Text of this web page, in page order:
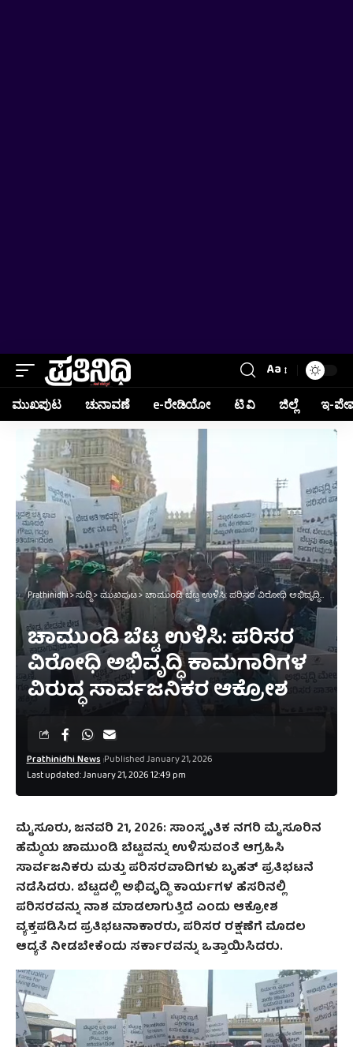
Aa
ಮುಖಪುಟ ಚುನಾವಣೆ e-ರೇಡಿಯೋ ಟಿ ವಿ ಜಿಲ್ಲೆ ಇ-
Prathinidhi>ಸುದ್ದಿ>ಮುಖಪುಟ>ಚಾಮುಂಡಿ ಬೆಟ್ಟ ಉಳಿಸಿ: ಪರಿಸರ ವಿರೋಧಿ ಅಭಿವೃದ್ಧಿ ಕಾಮಗಾರಿಗಳ ವಿರುದ್ಧ ಸಾರ್ವಜನಿಕರ ಆಕ್ರೋಶ
ಚಾಮುಂಡಿ ಬೆಟ್ಟ ಉಳಿಸಿ: ಪರಿಸರ
ವಿರೋಧಿ ಅಭಿವೃದ್ಧಿ ಕಾಮಗಾರಿಗಳ
ವಿರುದ್ಧ ಸಾರ್ವಜನಿಕರ ಆಕ್ರೋಶ
Last updated: January 21, 2026 12:49 pm
Prathinidhi News Published January 21, 2026
ಮೈಸೂರು, ಜನವರಿ 21, 2026: ಸಾಂಸ್ಕೃತಿಕ ನಗರಿ ಮೈಸೂರಿನ
ಹೆಮ್ಮೆಯ ಚಾಮುಂಡಿ ಬೆಟ್ಟವನ್ನು ಉಳಿಸುವಂತೆ ಆಗ್ರಹಿಸಿ
ಸಾರ್ವಜನಿಕರು ಮತ್ತು ಪರಿಸರವಾದಿಗಳು ಬೃಹತ್ ಪ್ರತಿಭಟನೆ
ನಡೆಸಿದರು. ಬೆಟ್ಟದಲ್ಲಿ ಅಭಿವೃದ್ಧಿ ಕಾರ್ಯಗಳ ಹೆಸರಿನಲ್ಲಿ
ಪರಿಸರವನ್ನು ನಾಶ ಮಾಡಲಾಗುತ್ತಿದೆ ಎಂದು ಆಕ್ರೋಶ
ವ್ಯಕ್ತಪಡಿಸಿದ ಪ್ರತಿಭಟನಾಕಾರರು, ಪರಿಸರ ರಕ್ಷಣೆಗೆ ಮೊದಲ
ಆದ್ಯತೆ ನೀಡಬೇಕೆಂದು ಸರ್ಕಾರವನ್ನು ಒತ್ತಾಯಿಸಿದರು.